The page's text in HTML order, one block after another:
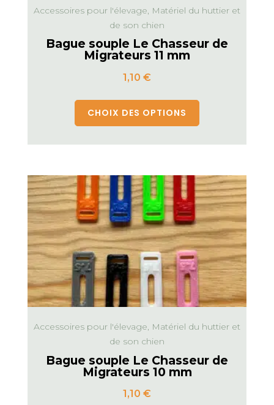
Accessoires pour l'élevage, Matériel du huttier et
de son chien
Bague souple Le Chasseur de
Migrateurs 11 mm
1,10 €
CHOIX DES OPTIONS
Accessoires pour l'élevage, Matériel du huttier et
de son chien
Bague souple Le Chasseur de
Migrateurs 10 mm
1,10 €